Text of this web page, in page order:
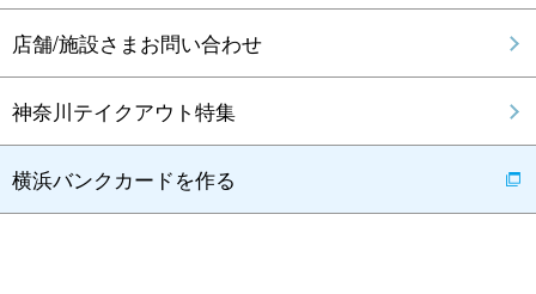
店舗/施設さまお問い合わせ
神奈川テイクアウト特集
横浜バンクカードを作る